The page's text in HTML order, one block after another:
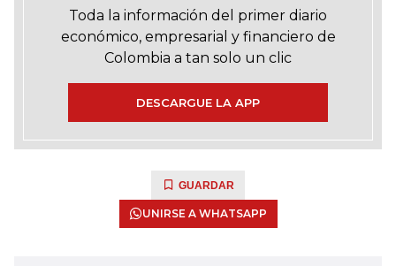
Toda la información del primer diario
económico, empresarial y financiero de
Colombia a tan solo un clic
DESCARGUE LA APP
GUARDAR
UNIRSE A WHATSAPP